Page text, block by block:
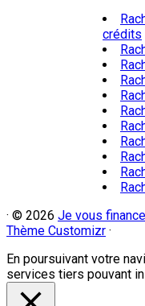
crédits
· © 2026 Je vous finance
Thème Customizr ·
En poursuivant votre
services tiers pouvant